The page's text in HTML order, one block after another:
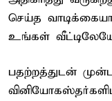
செய்த
உங்கள் வீட்டிலேயே
பதற்றத்துடன்